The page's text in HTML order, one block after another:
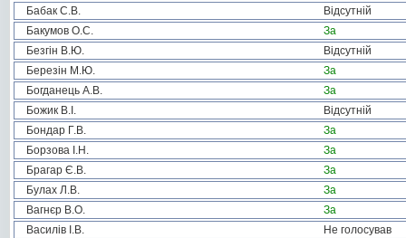
Бабак С.В.
Відсутній
Бакумов О.С.
За
Безгін В.Ю.
Відсутній
Березін М.Ю.
За
Богданець А.В.
За
Божик В.І.
Відсутній
Бондар Г.В.
За
Борзова І.Н.
За
Брагар Є.В.
За
Булах Л.В.
За
Вагнєр В.О.
За
Василів І.В.
Не голосував